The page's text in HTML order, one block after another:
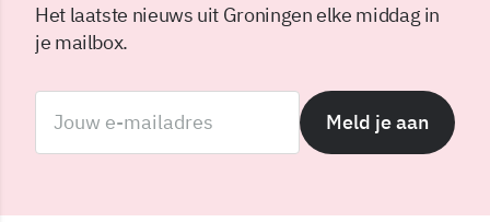
Het laatste nieuws uit Groningen elke middag in
je mailbox.
Meld je aan